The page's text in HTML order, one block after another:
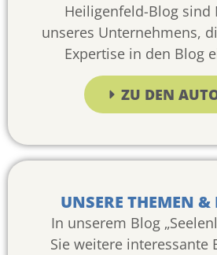
Heiligenfeld-Blog sind
unseres Unternehmens,
Expertise in den Blog
ZU DEN
UNSERE THEMEN &
In unserem Blog
Sie weitere interessante